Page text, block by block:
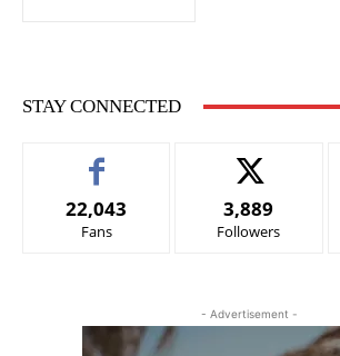
STAY CONNECTED
22,043
Fans
3,889
Followers
- Advertisement -